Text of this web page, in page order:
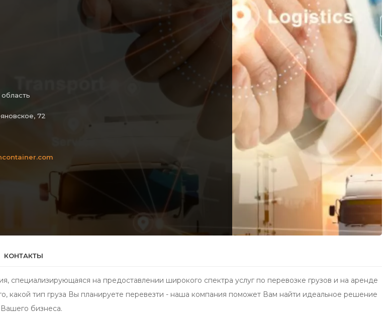
72
КОНТАКТЫ
специализирующаяся на предоставлении широкого спектра услуг по перевозке грузов и на аренде
какой тип груза Вы планируете перевезти - наша компания поможет Вам найти идеальное решение
бизнеса.